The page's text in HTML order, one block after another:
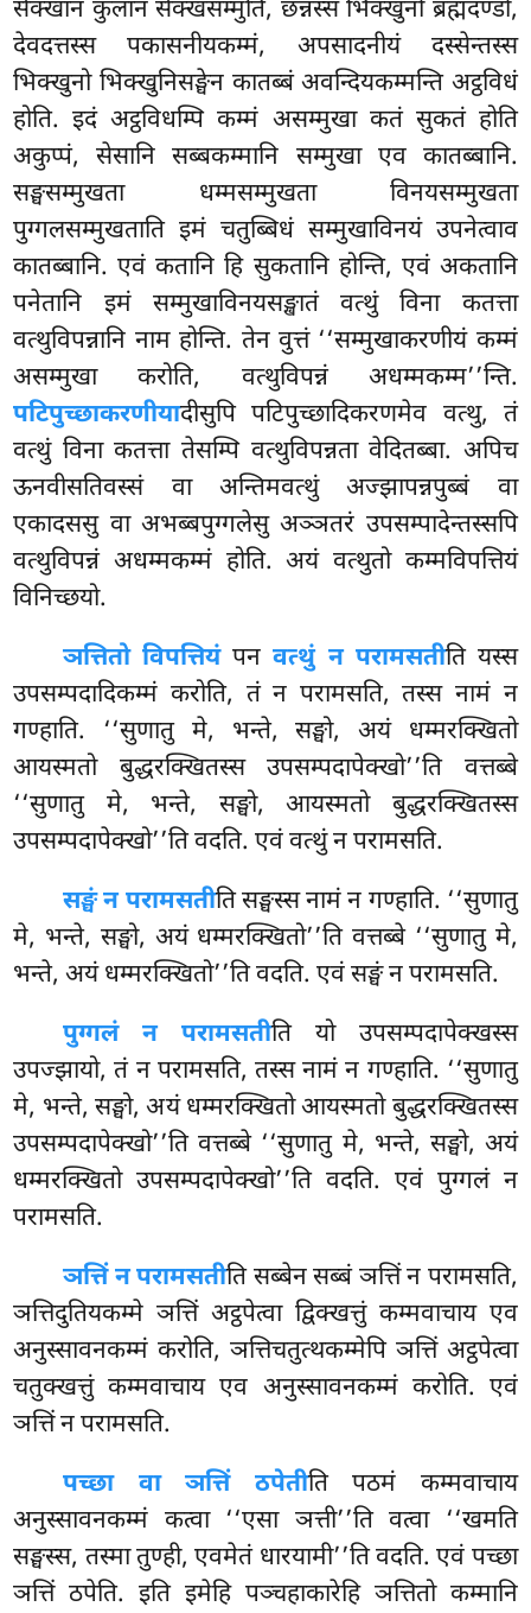
सेक्खानं कुलानं सेक्खसम्मुति, छन्नस्स भिक्खुनो ब्रह्मदण्डो,
देवदत्तस्स पकासनीयकम्मं, अपसादनीयं दस्सेन्तस्स
भिक्खुनो भिक्खुनिसङ्घेन कातब्बं अवन्दियकम्मन्ति अट्ठविधं
होति. इदं अट्ठविधम्पि कम्मं असम्मुखा कतं सुकतं होति
अकुप्पं, सेसानि सब्बकम्मानि सम्मुखा एव कातब्बानि.
सङ्घसम्मुखता धम्मसम्मुखता विनयसम्मुखता
पुग्गलसम्मुखताति इमं चतुब्बिधं सम्मुखाविनयं उपनेत्वाव
कातब्बानि. एवं कतानि हि सुकतानि होन्ति, एवं अकतानि
पनेतानि इमं सम्मुखाविनयसङ्खातं वत्थुं विना कतत्ता
वत्थुविपन्नानि नाम होन्ति. तेन वुत्तं ‘‘सम्मुखाकरणीयं कम्मं
असम्मुखा करोति, वत्थुविपन्नं अधम्मकम्म’’न्ति.
पटिपुच्छाकरणीयादीसुपि पटिपुच्छादिकरणमेव वत्थु, तं
वत्थुं विना कतत्ता तेसम्पि वत्थुविपन्नता वेदितब्बा. अपिच
ऊनवीसतिवस्सं वा अन्तिमवत्थुं अज्झापन्नपुब्बं वा
एकादससु वा अभब्बपुग्गलेसु अञ्ञतरं उपसम्पादेन्तस्सपि
वत्थुविपन्नं अधम्मकम्मं होति. अयं वत्थुतो कम्मविपत्तियं
विनिच्छयो.
ञत्तितो विपत्तियंपनवत्थुं न परामसतीति यस्स
उपसम्पदादिकम्मं करोति, तं न परामसति, तस्स नामं न
गण्हाति. ‘‘सुणातु मे, भन्ते, सङ्घो, अयं धम्मरक्खितो
आयस्मतो बुद्धरक्खितस्स उपसम्पदापेक्खो’’ति वत्तब्बे
‘‘सुणातु मे, भन्ते, सङ्घो, आयस्मतो बुद्धरक्खितस्स
उपसम्पदापेक्खो’’ति वदति. एवं वत्थुं न परामसति.
सङ्घं न परामसतीति सङ्घस्स नामं न गण्हाति. ‘‘सुणातु
मे, भन्ते, सङ्घो, अयं धम्मरक्खितो’’ति वत्तब्बे ‘‘सुणातु मे,
भन्ते, अयं धम्मरक्खितो’’ति वदति. एवं सङ्घं न परामसति.
पुग्गलं न परामसतीति यो उपसम्पदापेक्खस्स
उपज्झायो, तं न परामसति, तस्स नामं न गण्हाति. ‘‘सुणातु
मे, भन्ते, सङ्घो, अयं धम्मरक्खितो आयस्मतो बुद्धरक्खितस्स
उपसम्पदापेक्खो’’ति वत्तब्बे ‘‘सुणातु मे, भन्ते, सङ्घो, अयं
धम्मरक्खितो उपसम्पदापेक्खो’’ति वदति. एवं पुग्गलं न
परामसति.
ञत्तिं न परामसतीति सब्बेन सब्बं ञत्तिं न परामसति,
ञत्तिदुतियकम्मे ञत्तिं अट्ठपेत्वा द्विक्खत्तुं कम्मवाचाय एव
अनुस्सावनकम्मं करोति, ञत्तिचतुत्थकम्मेपि ञत्तिं अट्ठपेत्वा
चतुक्खत्तुं कम्मवाचाय एव अनुस्सावनकम्मं करोति. एवं
ञत्तिं न परामसति.
पच्छा वा ञत्तिं ठपेतीति पठमं कम्मवाचाय
अनुस्सावनकम्मं कत्वा ‘‘एसा ञत्ती’’ति वत्वा ‘‘खमति
सङ्घस्स, तस्मा तुण्ही, एवमेतं धारयामी’’ति वदति. एवं पच्छा
ञत्तिं ठपेति. इति इमेहि पञ्चहाकारेहि ञत्तितो कम्मानि